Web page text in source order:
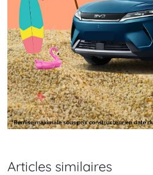
Articles similaires